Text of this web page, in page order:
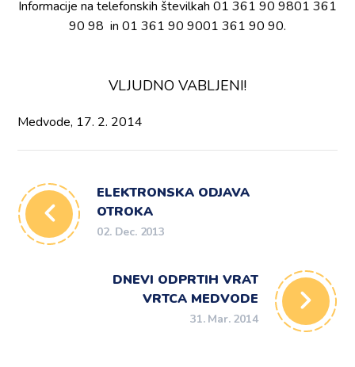
Informacije na telefonskih številkah 01 361 90 9801 361
90 98 in 01 361 90 9001 361 90 90.
VLJUDNO VABLJENI!
Medvode, 17. 2. 2014
ELEKTRONSKA ODJAVA
OTROKA
02. Dec. 2013
DNEVI ODPRTIH VRAT
VRTCA MEDVODE
31. Mar. 2014